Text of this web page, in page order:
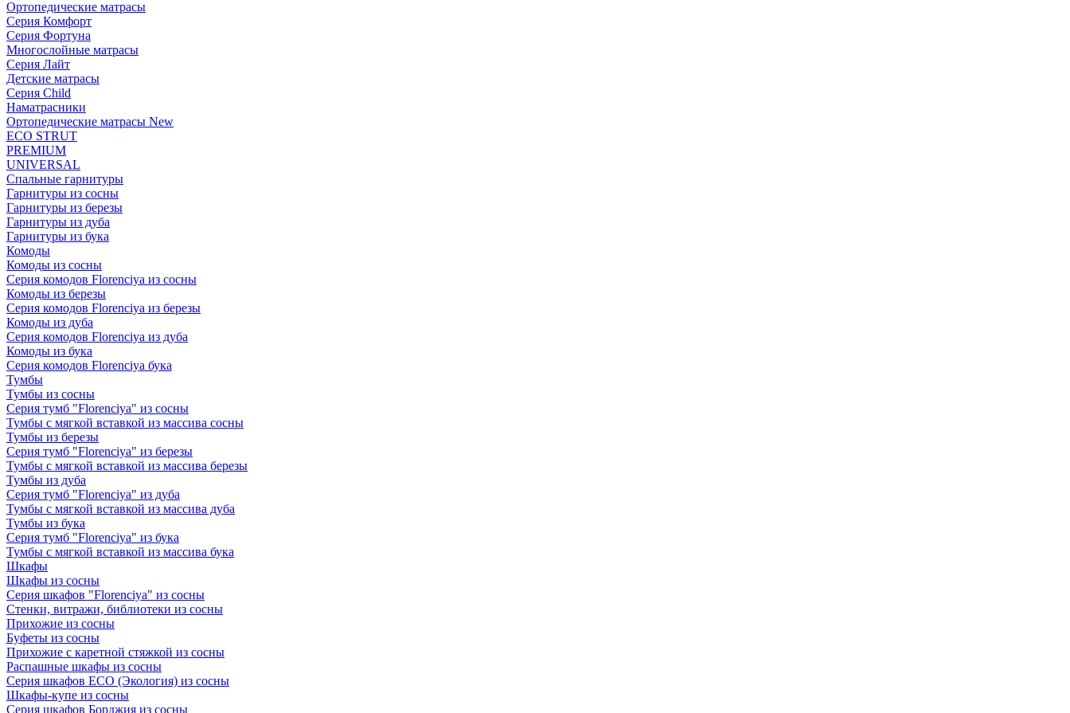
Ортопедические матрасы
Серия Комфорт
Серия Фортуна
Многослойные матрасы
Серия Лайт
Детские матрасы
Серия Child
Наматрасники
Ортопедические матрасы New
ECO STRUT
PREMIUM
UNIVERSAL
Спальные гарнитуры
Гарнитуры из сосны
Гарнитуры из березы
Гарнитуры из дуба
Гарнитуры из бука
Комоды
Комоды из сосны
Серия комодов Florenciya из сосны
Комоды из березы
Серия комодов Florenciya из березы
Комоды из дуба
Серия комодов Florenciya из дуба
Комоды из бука
Серия комодов Florenciya бука
Тумбы
Тумбы из сосны
Серия тумб "Florenciya" из сосны
Тумбы с мягкой вставкой из массива сосны
Тумбы из березы
Серия тумб "Florenciya" из березы
Тумбы с мягкой вставкой из массива березы
Тумбы из дуба
Серия тумб "Florenciya" из дуба
Тумбы с мягкой вставкой из массива дуба
Тумбы из бука
Серия тумб "Florenciya" из бука
Тумбы с мягкой вставкой из массива бука
Шкафы
Шкафы из сосны
Серия шкафов "Florenciya" из сосны
Стенки, витражи, библиотеки из сосны
Прихожие из сосны
Буфеты из сосны
Прихожие с каретной стяжкой из сосны
Распашные шкафы из сосны
Серия шкафов ECO (Экология) из сосны
Шкафы-купе из сосны
Серия шкафов Борджия из сосны